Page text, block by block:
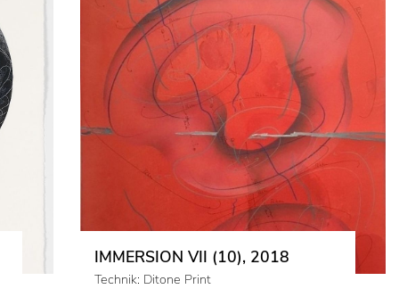
IMMERSION VII (10), 2018
Technik: Ditone Print